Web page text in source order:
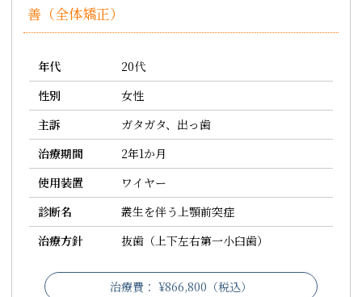
善（全体矯正）
年代
20代
性別
女性
主訴
ガタガタ、出っ歯
治療期間
2年1か月
使用装置
ワイヤー
診断名
叢生を伴う上顎前突症
治療方針
抜歯（上下左右第一小臼歯）
治療費： ¥866,800（税込）